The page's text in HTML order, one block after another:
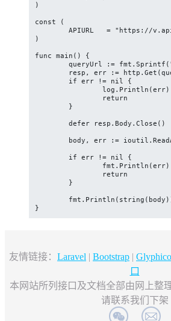
)
const (
)
func main() {
}
友情链接： Laravel | Bootstrap |
口
本网站所列接口及文档全部由网上整
请联系我们下架